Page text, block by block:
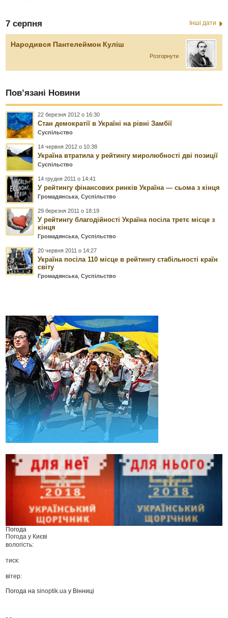
7 серпня Інші дати
Народився Пантелеймон Куліш
Розгорнути
Пов’язані Новини
22 березня 2012 о 16:30
Стан демократії в Україні на рівні Замбії
Суспільство
14 червня 2012 о 10:38
Україна втратила у рейтингу миролюбності дві позиції
Суспільство
14 грудня 2011 о 14:41
У рейтингу фінансових ринків Україна — сьома з кінця
Громадянська ,Суспільство
29 березня 2011 о 18:19
У рейтингу благодійності Україна посіла третє місце з
кінця
Громадянська ,Суспільство
20 червня 2011 о 14:27
Україна посіла 110 місце в рейтингу стабільності країн
світу
Громадянська ,Суспільство
Погода
Погода у Києві
вологість:
тиск:
вітер:
Погода наsinoptik.ua у Вінниці